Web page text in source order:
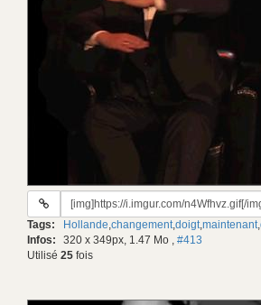
URL
gif:
Tags: Hollande,changement,doigt,maintenant,
Infos: 320 x 349px, 1.47 Mo , #413
Utilisé 25 fois